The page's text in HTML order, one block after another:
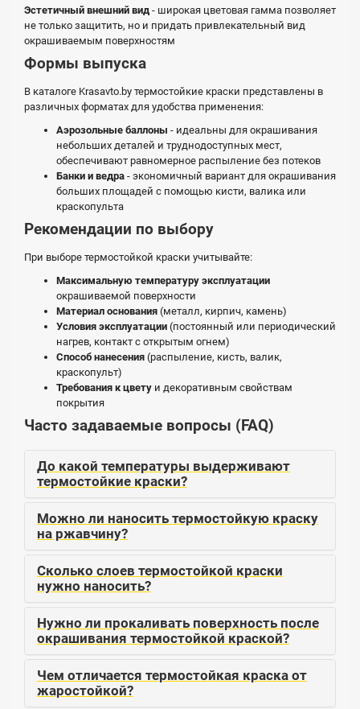
Эстетичный внешний вид - широкая цветовая гамма позволяет
не только защитить, но и придать привлекательный вид
окрашиваемым поверхностям
Формы выпуска
В каталоге Krasavto.by термостойкие краски представлены в
различных форматах для удобства применения:
Аэрозольные баллоны - идеальны для окрашивания
небольших деталей и труднодоступных мест,
обеспечивают равномерное распыление без потеков
Банки и ведра - экономичный вариант для окрашивания
больших площадей с помощью кисти, валика или
краскопульта
Рекомендации по выбору
При выборе термостойкой краски учитывайте:
Максимальную температуру эксплуатации
окрашиваемой поверхности
Материал основания (металл, кирпич, камень)
Условия эксплуатации (постоянный или периодический
нагрев, контакт с открытым огнем)
Способ нанесения (распыление, кисть, валик,
краскопульт)
Требования к цвету и декоративным свойствам
покрытия
Часто задаваемые вопросы (FAQ)
До какой температуры выдерживают
термостойкие краски?
Можно ли наносить термостойкую краску
на ржавчину?
Сколько слоев термостойкой краски
нужно наносить?
Нужно ли прокаливать поверхность после
окрашивания термостойкой краской?
Чем отличается термостойкая краска от
жаростойкой?